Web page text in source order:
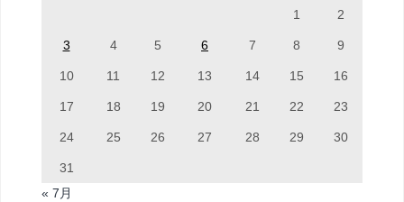
1 2
3 4 5 6 7 8 9
10 11 12 13 14 15 16
17 18 19 20 21 22 23
24 25 26 27 28 29 30
31
« 7月